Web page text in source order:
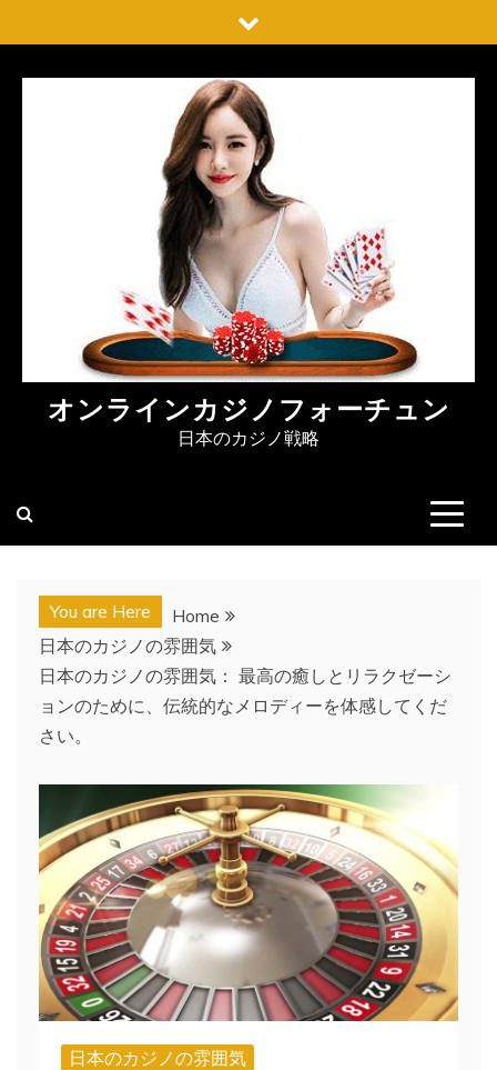
to
content
オンラインカジノフォーチュン
日本のカジノ戦略
You are Here
Home
日本のカジノの雰囲気
日本のカジノの雰囲気： 最高の癒しとリラクゼーシ
ョンのために、伝統的なメロディーを体感してくだ
さい。
日本のカジノの雰囲気